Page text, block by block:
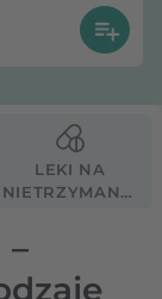
LEKI NA
NIETRZYMANIE